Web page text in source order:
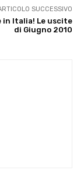
SUCCESSIVO
in Italia! Le uscite
di Giugno 2010